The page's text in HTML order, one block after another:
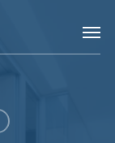
Accès rapide